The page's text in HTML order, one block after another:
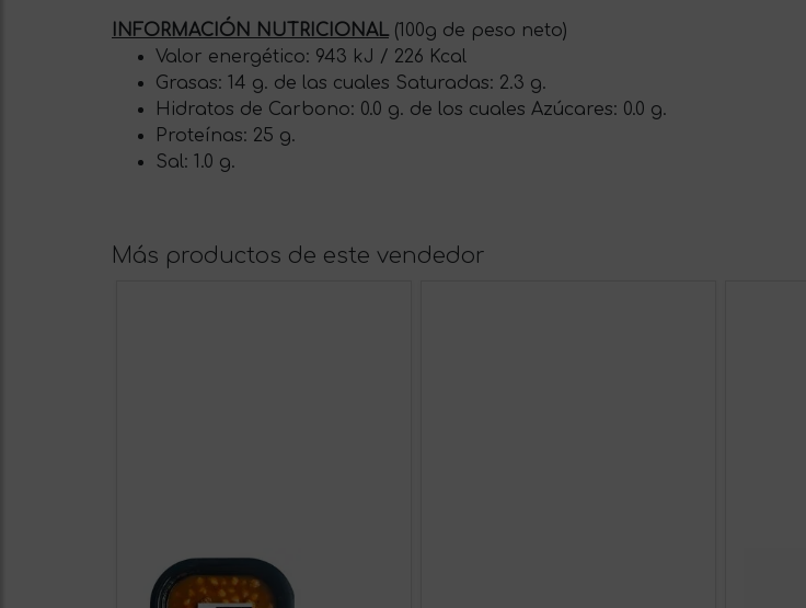
INFORMACIÓN NUTRICIONAL(100g de peso neto)
Valor energético: 943 kJ / 226 Kcal
Grasas: 14 g. de las cuales Saturadas: 2.3 g.
Hidratos de Carbono: 0.0 g. de los cuales Azúcares: 0.0 g.
Proteínas: 25 g.
Sal: 1.0 g.
Más productos de este vendedor